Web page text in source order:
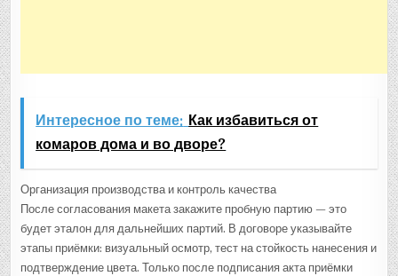
Интересное по теме: Как избавиться от
комаров дома и во дворе?
Организация производства и контроль качества
После согласования макета закажите пробную партию — это
будет эталон для дальнейших партий. В договоре указывайте
этапы приёмки: визуальный осмотр, тест на стойкость нанесения и
подтверждение цвета. Только после подписания акта приёмки